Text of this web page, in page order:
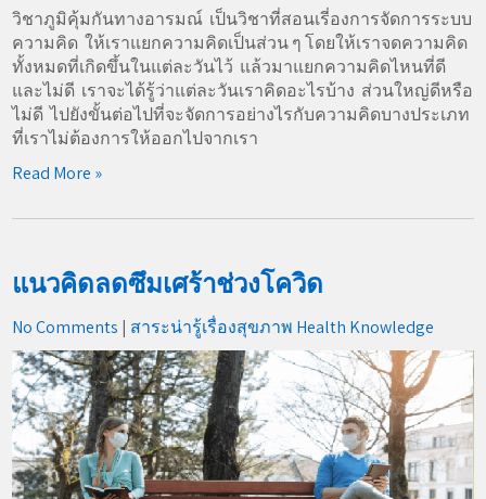
วิชาภูมิคุ้มกันทางอารมณ์ เป็นวิชาที่สอนเรี่องการจัดการระบบ
ความคิด ให้เราแยกความคิดเป็นส่วน ๆ โดยให้เราจดความคิด
ทั้งหมดที่เกิดขึ้นในแต่ละวันไว้ แล้วมาแยกความคิดไหนที่ดี
และไม่ดี เราจะได้รู้ว่าแต่ละวันเราคิดอะไรบ้าง ส่วนใหญ่ดีหรือ
ไม่ดี ไปยังขั้นต่อไปที่จะจัดการอย่างไรกับความคิดบางประเภท
ที่เราไม่ต้องการให้ออกไปจากเรา
Read More »
แนวคิดลดซึมเศร้าช่วงโควิด
No Comments | สาระน่ารู้เรื่องสุขภาพ Health Knowledge